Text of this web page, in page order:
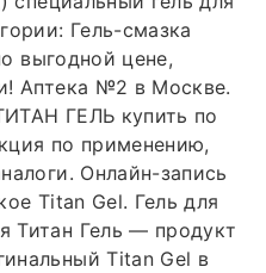
Гель-смазка
выгодной цене,
Аптека №2 в Москве.
ГЕЛЬ купить по
по применению,
Онлайн-запись
Titan Gel. Гель для
Титан Гель — продукт
Titan Gel в